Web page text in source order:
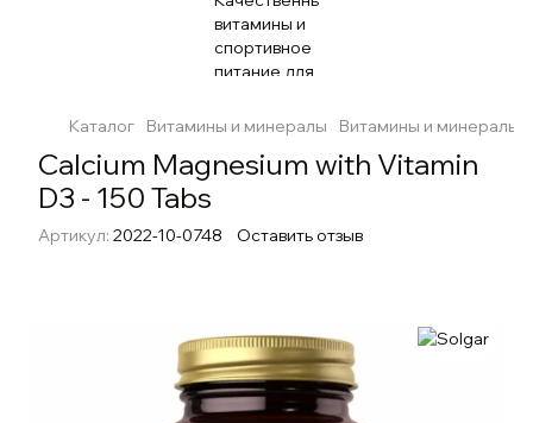
Каталог Витамины и минералы Витамины и минералы
Calcium Magnesium with Vitamin
D3 - 150 Tabs
Артикул: 2022-10-0748 Оставить отзыв